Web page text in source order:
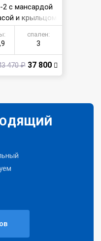
с мансардой
и крыльцом
спален:
3
470 ₽ 37 800